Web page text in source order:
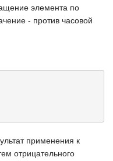
элемента по
- против часовой
применения к
отрицательного